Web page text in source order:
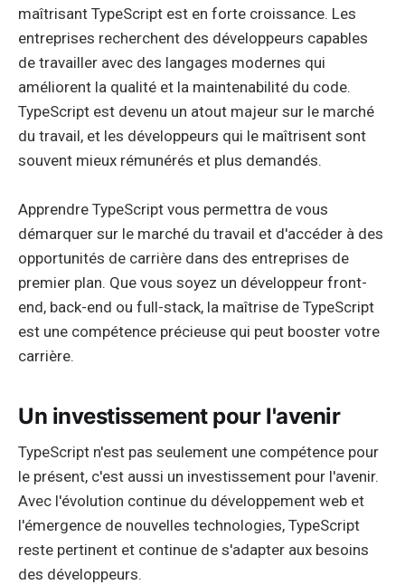
maîtrisant TypeScript est en forte croissance. Les
entreprises recherchent des développeurs capables
de travailler avec des langages modernes qui
améliorent la qualité et la maintenabilité du code.
TypeScript est devenu un atout majeur sur le marché
du travail, et les développeurs qui le maîtrisent sont
souvent mieux rémunérés et plus demandés.
Apprendre TypeScript vous permettra de vous
démarquer sur le marché du travail et d'accéder à des
opportunités de carrière dans des entreprises de
premier plan. Que vous soyez un développeur front-
end, back-end ou full-stack, la maîtrise de TypeScript
est une compétence précieuse qui peut booster votre
carrière.
Un investissement pour l'avenir
TypeScript n'est pas seulement une compétence pour
le présent, c'est aussi un investissement pour l'avenir.
Avec l'évolution continue du développement web et
l'émergence de nouvelles technologies, TypeScript
reste pertinent et continue de s'adapter aux besoins
des développeurs.